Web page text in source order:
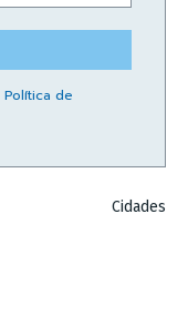
Política de
Cidades